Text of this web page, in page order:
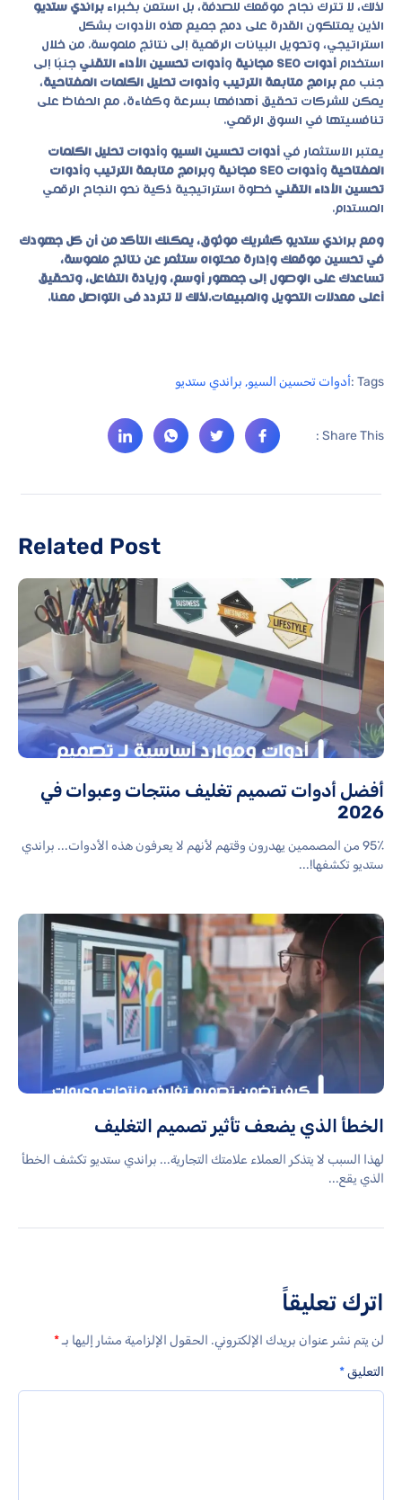
لذلك، لا تترك نجاح موقعك للصدفة، بل استعن بخبراء براندي ستديو
الذين يمتلكون القدرة على دمج جميع هذه الأدوات بشكل
استراتيجي، وتحويل البيانات الرقمية إلى نتائج ملموسة. من خلال
استخدام أدوات SEO مجانية وأدوات تحسين الأداء التقني جنبًا إلى
جنب مع برامج متابعة الترتيب وأدوات تحليل الكلمات المفتاحية،
يمكن للشركات تحقيق أهدافها بسرعة وكفاءة، مع الحفاظ على
تنافسيتها في السوق الرقمي.
يعتبر الاستثمار في أدوات تحسين السيو وأدوات تحليل الكلمات
المفتاحية وأدوات SEO مجانية وبرامج متابعة الترتيب وأدوات
تحسين الأداء التقني خطوة استراتيجية ذكية نحو النجاح الرقمي
المستدام.
ومع براندي ستديو كشريك موثوق، يمكنك التأكد من أن كل جهودك
في تحسين موقعك وإدارة محتواه ستثمر عن نتائج ملموسة،
تساعدك على الوصول إلى جمهور أوسع، وزيادة التفاعل، وتحقيق
أعلى معدلات التحويل والمبيعات.لذلك لا تتردد فى التواصل معنا.
Tags : أدوات تحسين السيو, براندي ستديو
Share This :
Related Post
أفضل أدوات تصميم تغليف منتجات وعبوات في
2026
95٪ من المصممين يهدرون وقتهم لأنهم لا يعرفون هذه الأدوات... براندي
ستديو تكشفها!...
الخطأ الذي يضعف تأثير تصميم التغليف
لهذا السبب لا يتذكر العملاء علامتك التجارية... براندي ستديو تكشف الخطأ
الذي يقع...
اترك تعليقاً
لن يتم نشر عنوان بريدك الإلكتروني. الحقول الإلزامية مشار إليها بـ*
التعليق*